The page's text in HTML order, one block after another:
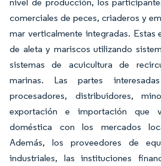
comerciales de peces, criaderos y
mar verticalmente integradas. Estas
de aleta y mariscos utilizando
sistemas de acuicultura de
marinas. Las partes
procesadores, distribuidores,
exportación e importación que
doméstica con los mercados
Además, los proveedores de
industriales, las instituciones